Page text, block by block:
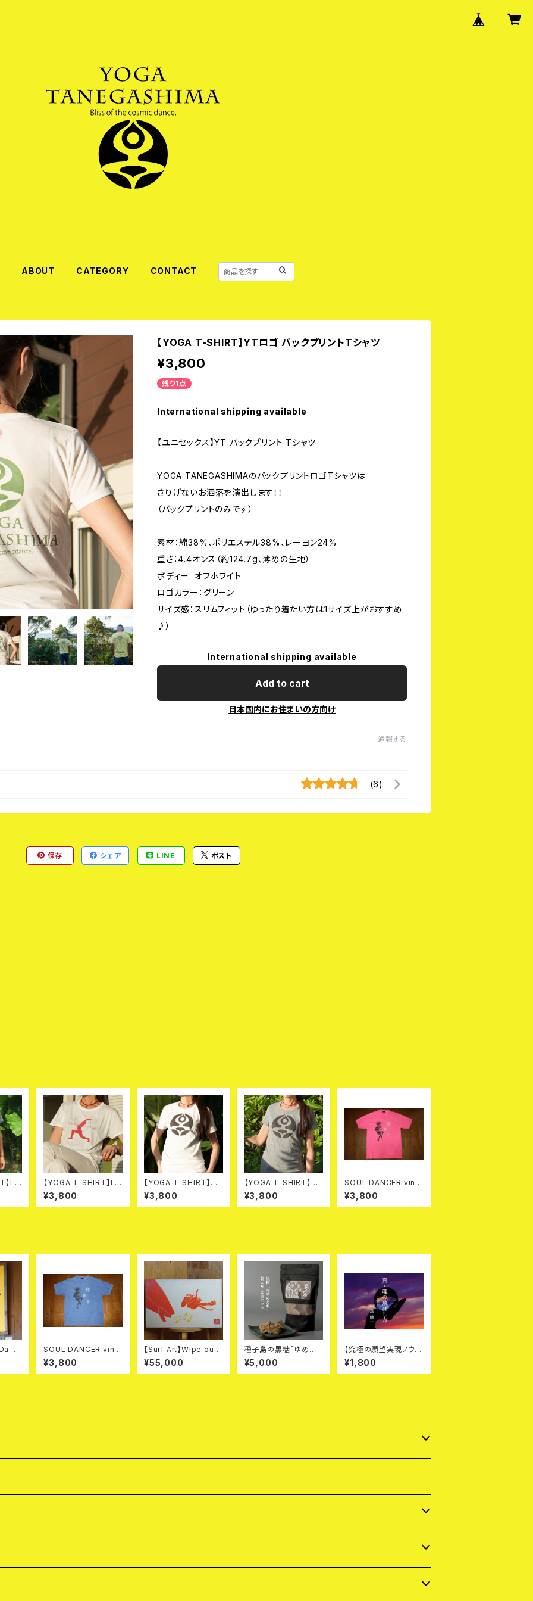
ABOUT CATEGORY CONTACT
【YOGA T-SHIRT】YTロゴ バックプリントTシャツ
¥3,800
残り1点
International shipping available
【ユニセックス】YT バックプリント Tシャツ
YOGA TANEGASHIMAのバックプリントロゴTシャツは
さりげないお洒落を演出します！！
（バックプリントのみです）
素材：綿38%、ポリエステル38%、レーヨン24%
重さ：4.4オンス（約124.7g、薄めの生地）
ボディー: オフホワイト
ロゴカラー：グリーン
サイズ感：スリムフィット（ゆったり着たい方は1サイズ上がおすすめ
♪）
International shipping available
Add to cart
日本国内にお住まいの方向け
通報する
(6)
保存 シェア LINE ポスト
】Lif
【YOGA T-SHIRT】Lif
e filled with Yoga T
シャツ（朱赤色）
¥3,800
【YOGA T-SHIRT】YT
ロゴ フロントプリントT
シャツ（スミ色）
¥3,800
【YOGA T-SHIRT】YT
ロゴ フロントプリントT
シャツ（スミ色）
¥3,800
SOUL DANCER vinta
ge PINK
¥3,800
Be
SOUL DANCER vinta
ge NAVY
¥3,800
【Surf Art】Wipe out
series " Fly "
¥55,000
種子島の黒糖「ゆめの
たね」完全無農薬 有
機栽培 - 袋入り（200
g）「２点セット」
¥5,000
【究極の願望実現ノウハ
ウ】真・魂の飛ばし方 P
DF本
¥1,800